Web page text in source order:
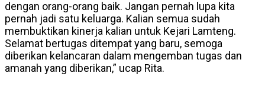
dengan orang-orang baik. Jangan pernah lupa kita
pernah jadi satu keluarga. Kalian semua sudah
membuktikan kinerja kalian untuk Kejari Lamteng.
Selamat bertugas ditempat yang baru, semoga
diberikan kelancaran dalam mengemban tugas dan
amanah yang diberikan,” ucap Rita.